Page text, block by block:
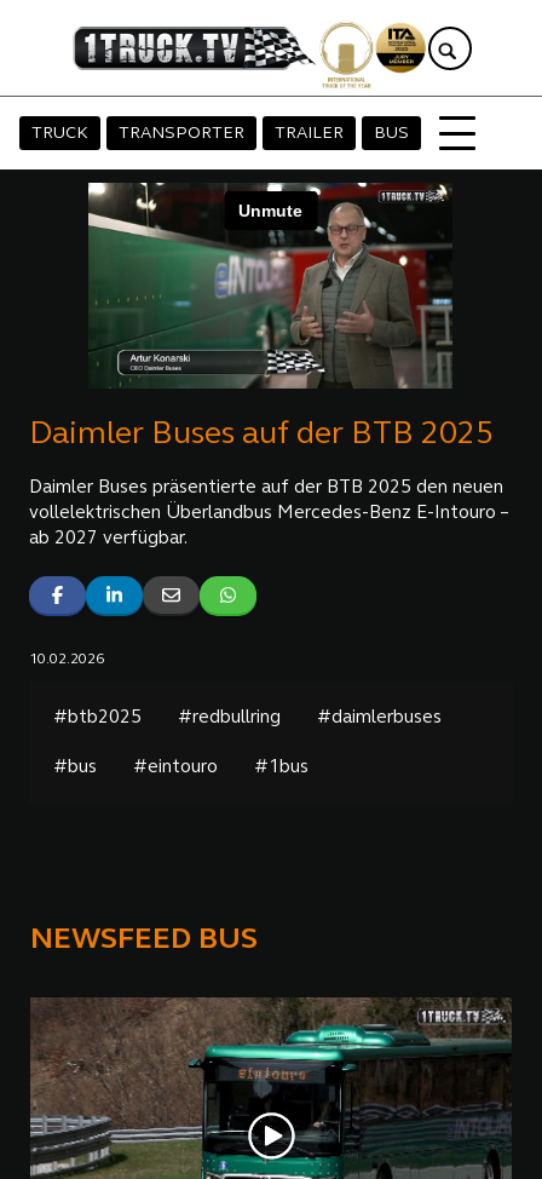
TRUCK TRANSPORTER TRAILER BUS
Daimler Buses auf der BTB 2025
Daimler Buses präsentierte auf der BTB 2025 den neuen
vollelektrischen Überlandbus Mercedes-Benz E-Intouro –
ab 2027 verfügbar.
10.02.2026
#btb2025 #redbullring #daimlerbuses
#bus #eintouro #1bus
NEWSFEED BUS